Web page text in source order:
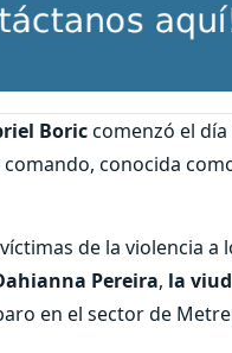
Boriccomenzó el
conocida
de la violencia a
Pereira, la
en el sector de